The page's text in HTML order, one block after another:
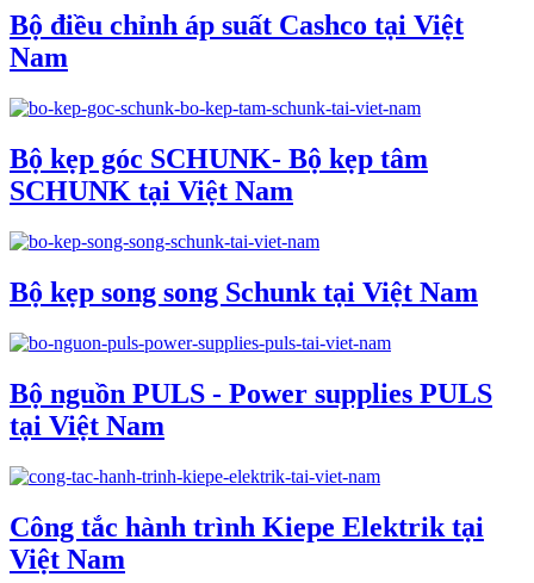
Bộ điều chỉnh áp suất Cashco tại Việt
Nam
Bộ kẹp góc SCHUNK- Bộ kẹp tâm
SCHUNK tại Việt Nam
Bộ kẹp song song Schunk tại Việt Nam
Bộ nguồn PULS - Power supplies PULS
tại Việt Nam
Công tắc hành trình Kiepe Elektrik tại
Việt Nam